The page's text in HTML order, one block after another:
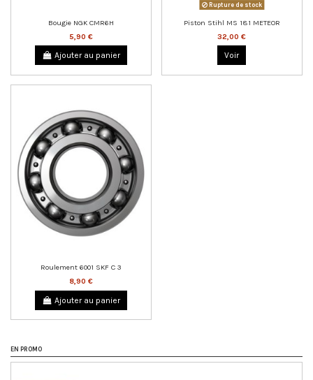
Bougie NGK CMR6H
5,90 €
Ajouter au panier
Rupture de stock
Piston Stihl MS 181 METEOR
32,00 €
Voir
Roulement 6001 SKF C 3
8,90 €
Ajouter au panier
EN PROMO